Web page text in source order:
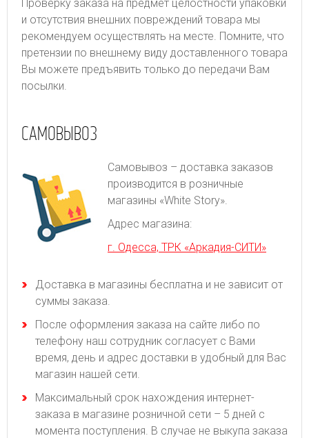
Проверку заказа на предмет целостности упаковки
и отсутствия внешних повреждений товара мы
рекомендуем осуществлять на месте. Помните, что
претензии по внешнему виду доставленного товара
Вы можете предъявить только до передачи Вам
посылки.
САМОВЫВОЗ
Самовывоз – доставка заказов
производится в розничные
магазины «White Story».
Адрес магазина:
г. Одесса, ТРК «Аркадия-СИТИ»
Доставка в магазины бесплатна и не зависит от
суммы заказа.
После оформления заказа на сайте либо по
телефону наш сотрудник согласует с Вами
время, день и адрес доставки в удобный для Вас
магазин нашей сети.
Максимальный срок нахождения интернет-
заказа в магазине розничной сети – 5 дней с
момента поступления. В случае не выкупа заказа